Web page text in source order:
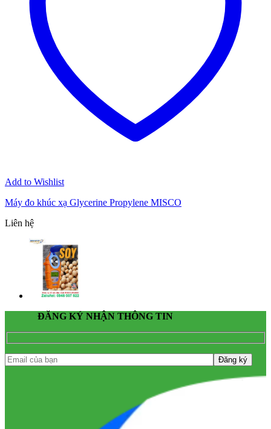
Add to Wishlist
Máy đo khúc xạ Glycerine Propylene MISCO
Liên hệ
ĐĂNG KÝ NHẬN THÔNG TIN